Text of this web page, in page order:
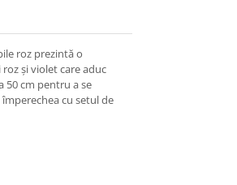
roz prezintă o
și violet care aduc
50 cm pentru a se
cu setul de